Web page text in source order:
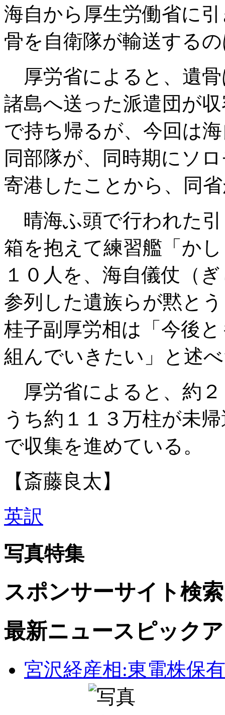
海自から厚生労働省に
骨を自衛隊が輸送する
厚労省によると、遺
諸島へ送った派遣団が
で持ち帰るが、今回は
同部隊が、同時期にソ
寄港したことから、同
晴海ふ頭で行われた
箱を抱えて練習艦「か
１０人を、海自儀仗（
参列した遺族らが黙と
桂子副厚労相は「今後
組んでいきたい」と述
厚労省によると、約２
うち約１１３万柱が未
で収集を進めている。
【斎藤良太】
英訳
写真特集
スポンサーサイト検索
最新ニュースピック
宮沢経産相:東電株保